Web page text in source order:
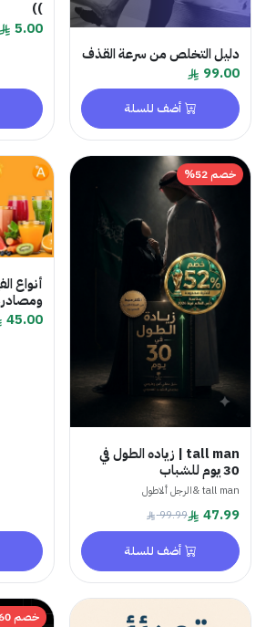
دليل التخلص من سرعة القذف
99.00
أضف للسلة
))
5.00
خصم 52%
tall man | زياده الطول في
30 يوم للشباب
tall man &الرجل ألاطول
47.99
99.99
أضف للسلة
أنواع
45.00
خصم 60%